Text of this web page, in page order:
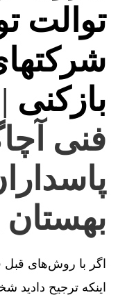
توالت
بازکنی
فنی
بهستان
اگر با روش‌های قبل
اینکه ترجیح دادید